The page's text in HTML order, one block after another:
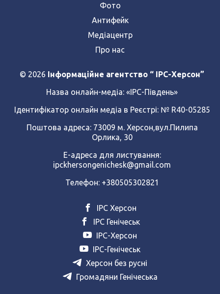
Фото
Антифейк
Медіацентр
Про нас
© 2026 Інформаційне агентство “ IPC-Херсон”
Назва онлайн-медіа: «ІРС-Південь»
Ідентифікатор онлайн медіа в Реєстрі: № R40-05285
Поштова адреса: 73009 м. Херсон,вул.Пилипа
Орлика, 30
Е-адреса для листування:
ipckhersongenichesk@gmail.com
Телефон: +380505302821
ІРС Херсон
ІРС Генічеськ
ІРС-Херсон
ІРС-Генічеськ
Херсон без русні
Громадяни Генічеська